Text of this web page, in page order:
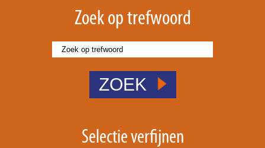
Zoek op trefwoord
ZOEK
Selectie verfijnen